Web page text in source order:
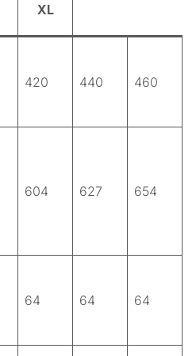
XL
420 440 460
604 627 654
64 64 64